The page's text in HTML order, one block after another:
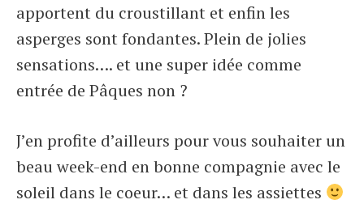
apportent du croustillant et enfin les
asperges sont fondantes. Plein de jolies
sensations…. et une super idée comme
entrée de Pâques non ?
J’en profite d’ailleurs pour vous souhaiter un
beau week-end en bonne compagnie avec le
soleil dans le coeur… et dans les assiettes